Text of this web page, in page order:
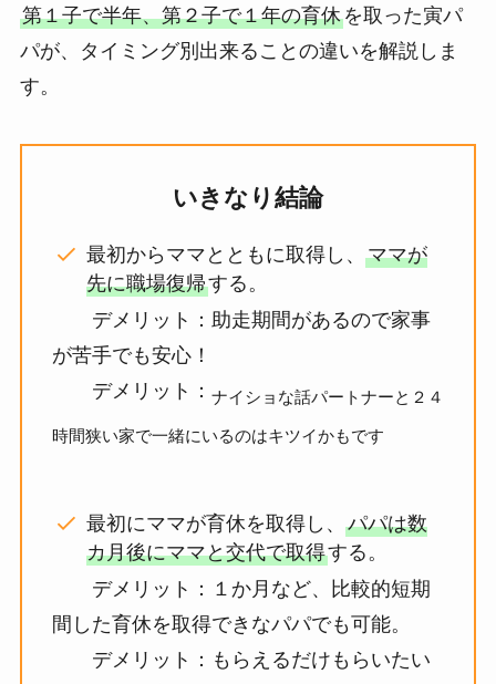
第１子で半年、第２子で１年の育休を取った寅パ
パが、タイミング別出来ることの違いを解説しま
す。
いきなり結論
最初からママとともに取得し、ママが
先に職場復帰する。
デメリット：助走期間があるので家事
が苦手でも安心！
デメリット： ナイショな話パートナーと２４
時間狭い家で一緒にいるのはキツイかもです
最初にママが育休を取得し、パパは数
カ月後にママと交代で取得する。
デメリット：１か月など、比較的短期
間した育休を取得できなパパでも可能。
デメリット：もらえるだけもらいたい